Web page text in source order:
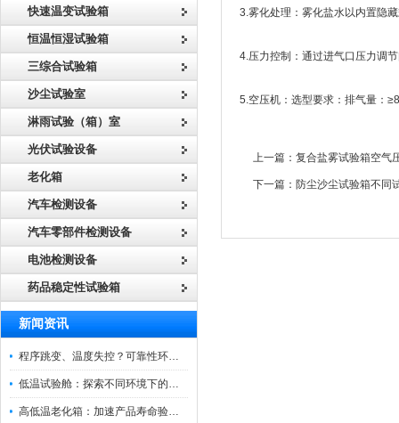
快速温变试验箱
恒温恒湿试验箱
三综合试验箱
沙尘试验室
淋雨试验（箱）室
光伏试验设备
老化箱
汽车检测设备
汽车零部件检测设备
电池检测设备
药品稳定性试验箱
新闻资讯
程序跳变、温度失控？可靠性环境试验箱控制系统故障处理
低温试验舱：探索不同环境下的科技边界
高低温老化箱：加速产品寿命验证的可靠伙伴
3.雾化处理：雾化盐水以内置隐
4.压力控制：通过进气口压力调
5.空压机：选型要求：排气量：
上一篇： 复合盐雾试验箱空气
下一篇： 防尘沙尘试验箱不同